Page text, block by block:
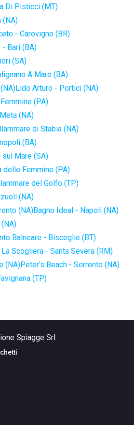
Di Pisticci (MT)
(NA)
- Carovigno (BR)
Bari (BA)
(SA)
A Mare (BA)
Lido Arturo - Portici (NA)
(PA)
(NA)
di Stabia (NA)
(BA)
Mare (SA)
Femmine (PA)
del Golfo (TP)
(NA)
(NA)Bagno Ideal - Napoli (NA)
Balneare - Bisceglie (BT)
Scogliera - Santa Severa (RM)
(NA)Peter's Beach - Sorrento (NA)
(TP)
Spiagge Srl